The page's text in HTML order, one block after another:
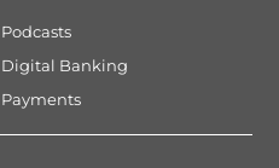
Podcasts
Digital Banking
Payments